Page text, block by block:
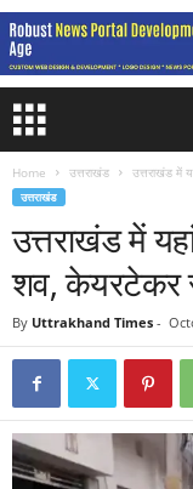
Home उत्तराखंड उत्तराखंड में
उत्तराखंड
उत्तराखंड में
शव, केयरटेकर
By Uttrakhand Times -